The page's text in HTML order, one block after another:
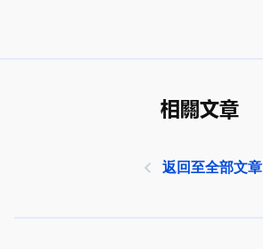
相關文章
返回至全部文章